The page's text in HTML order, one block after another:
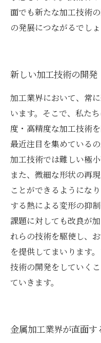
面でも新たな加工技術
の発展につながるでしょ
新しい加工技術の開発
加工業界において、常
います。そこで、私た
度・高精度な加工技術
最近注目を集めている
加工技術では難しい極
また、微細な形状の再
ことができるようにな
する熱による変形の抑
課題に対しても改良が
れらの技術を駆使し、
を提供してまいります
技術の開発をしていく
ていきます。
金属加工業界が直面